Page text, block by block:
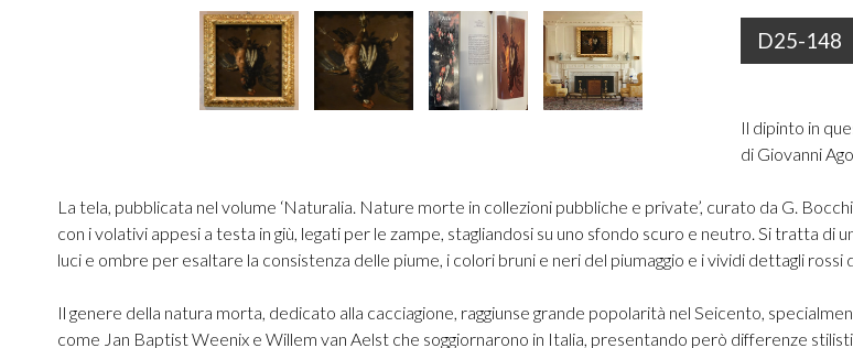
D25-148
Il dipinto in
di Giovanni
La tela, pubblicata nel volume ‘Naturalia. Nature morte in collezioni pubbliche e private’, curato da G.
con i volativi appesi a testa in giù, legati per le zampe, stagliandosi su uno sfondo scuro e neutro. Si tratta
luci e ombre per esaltare la consistenza delle piume, i colori bruni e neri del piumaggio e i vividi dettagli
Il genere della natura morta, dedicato alla cacciagione, raggiunse grande popolarità nel Seicento,
come Jan Baptist Weenix e Willem van Aelst che soggiornarono in Italia, presentando però differenze